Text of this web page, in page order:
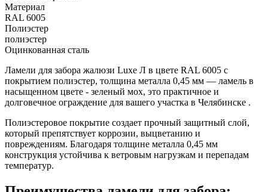
Материал
RAL 6005
Полиэстер
полиэстер
Оцинкованная сталь
Ламели для забора жалюзи Luxe Л в цвете RAL 6005 с
покрытием полиэстер, толщина металла 0,45 мм — ламель в
насыщенном цвете - зеленый мох, это практичное и
долговечное ограждение для вашего участка в Челябинске .
Полиэстеровое покрытие создает прочный защитный слой,
который препятствует коррозии, выцветанию и
повреждениям. Благодаря толщине металла 0,45 мм
конструкция устойчива к ветровым нагрузкам и перепадам
температур.